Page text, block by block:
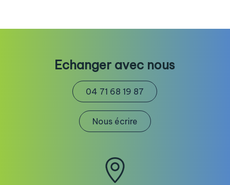
Echanger avec nous
04 71 68 19 87
Nous écrire